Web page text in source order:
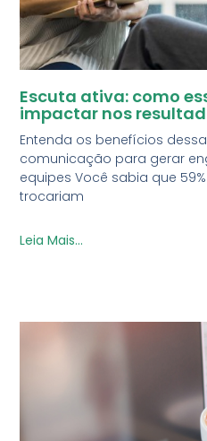
Escuta ativa: como
impactar nos
Entenda os benefícios
comunicação para gerar
equipes Você sabia que
trocariam
Leia Mais...